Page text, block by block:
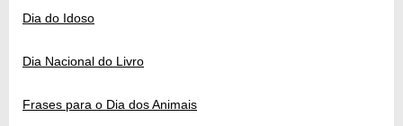
Dia do Idoso
Dia Nacional do Livro
Frases para o Dia dos Animais